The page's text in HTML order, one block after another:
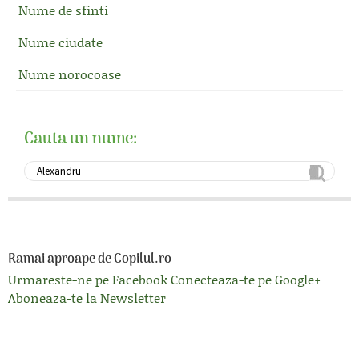
Nume de sfinti
Nume ciudate
Nume norocoase
Cauta un nume:
Ramai aproape de Copilul.ro
Urmareste-ne pe FacebookConecteaza-te pe Google+
Aboneaza-te la Newsletter